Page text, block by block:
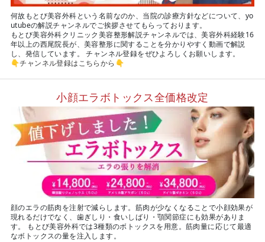
何故もとび美容外科という名前なのか、当院の診療方針などについて、yo
utubeの解説チャンネルでご挨拶させてもらっております。
もとび美容外科クリニック美容整形解説チャンネルでは、美容外科経験16
年以上の西尾院長が、美容整形に関することを分かりやすく動画で解説
し、発信しています。 チャンネル登録をぜひよろしくお願いします。
👇チャンネル登録はこちらから 👇
小顔エラボトックス全価格改定
顔のエラの筋肉を注射で減らします。筋肉が少なくなることで小顔効果が
現れるだけでなく、歯ぎしり・食いしばり・顎関節症にも効果がありま
す。 もとび美容外科では3種類のボトックスを用意。筋肉量に応じて最適
なボトックスの量を注入します。